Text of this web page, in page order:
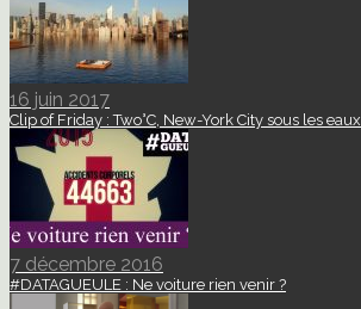
16 juin 2017
Clip of Friday : Two°C, New-York City sous les eaux.
7 décembre 2016
#DATAGUEULE : Ne voiture rien venir ?